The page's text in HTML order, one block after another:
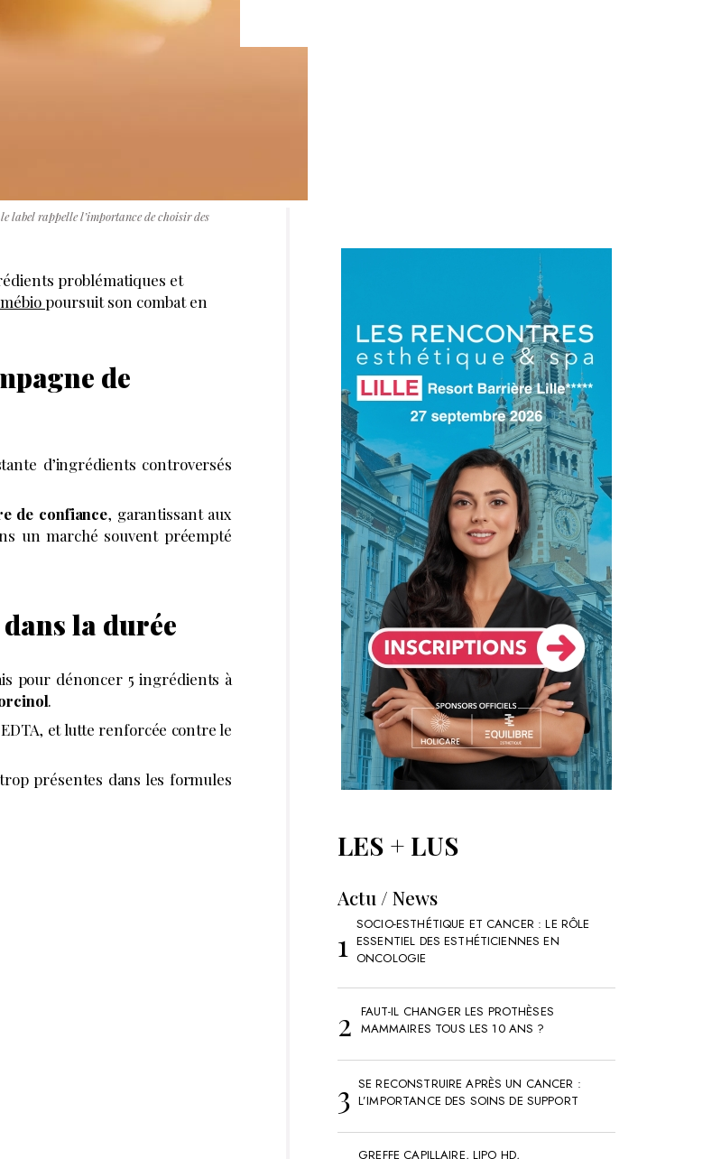
label rappelle l’importance de choisir des
problématiques et
poursuit son combat en
de
d’ingrédients controversés
de confiance, garantissant aux
un marché souvent préempté
la durée
pour dénoncer 5 ingrédients à
.
et lutte renforcée contre le
présentes dans les formules
LES + LUS
Actu / News
SOCIO-ESTHÉTIQUE ET CANCER : LE RÔLE
ESSENTIEL DES ESTHÉTICIENNES EN
ONCOLOGIE
FAUT-IL CHANGER LES PROTHÈSES
MAMMAIRES TOUS LES 10 ANS ?
SE RECONSTRUIRE APRÈS UN CANCER :
L’IMPORTANCE DES SOINS DE SUPPORT
GREFFE CAPILLAIRE, LIPO HD,